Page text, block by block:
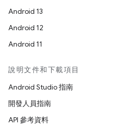
Android 13
Android 12
Android 11
說明文件和下載項目
Android Studio 指南
開發人員指南
API 參考資料